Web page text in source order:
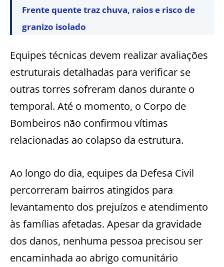
Frente quente traz chuva, raios e risco de
granizo isolado
Equipes técnicas devem realizar avaliações
estruturais detalhadas para verificar se
outras torres sofreram danos durante o
temporal. Até o momento, o Corpo de
Bombeiros não confirmou vítimas
relacionadas ao colapso da estrutura.
Ao longo do dia, equipes da Defesa Civil
percorreram bairros atingidos para
levantamento dos prejuízos e atendimento
às famílias afetadas. Apesar da gravidade
dos danos, nenhuma pessoa precisou ser
encaminhada ao abrigo comunitário